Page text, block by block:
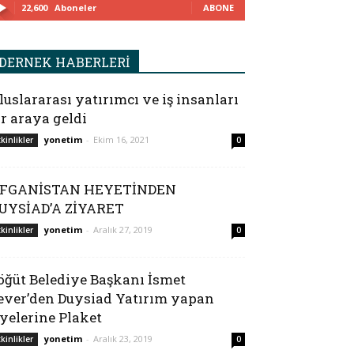
22,600 Aboneler ABONE
HABERLERİ
yatırımcı ve iş insanları
araya geldi
yonetim - Ekim 16, 2021 0
HEYETİNDEN
ZİYARET
yonetim - Aralık 27, 2019 0
Belediye Başkanı İsmet
Duysiad Yatırım yapan
Plaket
yonetim - Aralık 23, 2019 0